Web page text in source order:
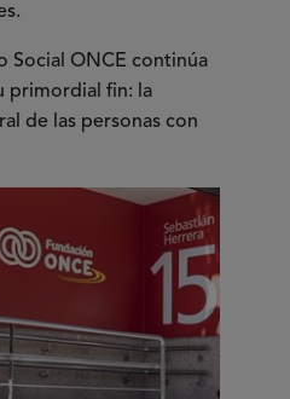
Social ONCE continúa
primordial fin: la
de las personas con